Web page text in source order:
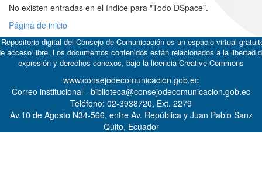
No existen entradas en el índice para "Todo DSpace".
Página de inicio
digital del Consejo de Comunicación es un espacio virtual
acceso libre. Los documentos contenidos están relacionados a la libertad
expresión y derechos conexos, bajo la licencia Creative Commons
www.consejodecomunicacion.gob.ec
Correo institucional - biblioteca@consejodecomunicacion.gob.ec
Teléfono: 02-3938720, Ext. 2279
Av.10 de Agosto N34-566, entre Av. República y Juan Pablo Sanz
Quito, Ecuador